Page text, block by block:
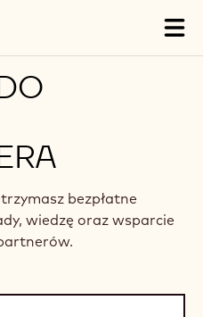
bezpłatne
wiedzę oraz wsparcie